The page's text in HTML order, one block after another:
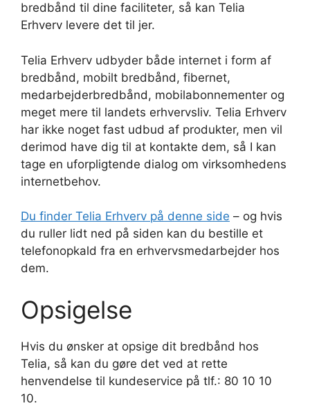
bredbånd til dine faciliteter, så kan Telia
Erhverv levere det til jer.
Telia Erhverv udbyder både internet i form af
bredbånd, mobilt bredbånd, fibernet,
medarbejderbredbånd, mobilabonnementer og
meget mere til landets erhvervsliv. Telia Erhverv
har ikke noget fast udbud af produkter, men vil
derimod have dig til at kontakte dem, så I kan
tage en uforpligtende dialog om virksomhedens
internetbehov.
Du finder Telia Erhverv på denne side – og hvis
du ruller lidt ned på siden kan du bestille et
telefonopkald fra en erhvervsmedarbejder hos
dem.
Opsigelse
Hvis du ønsker at opsige dit bredbånd hos
Telia, så kan du gøre det ved at rette
henvendelse til kundeservice på tlf.: 80 10 10
10.